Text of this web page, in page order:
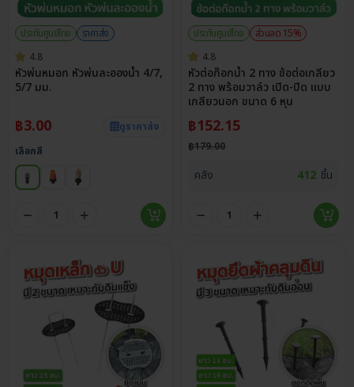
ประกันศูนย์ไทย
ราคาส่ง
4.8
หัวพ่นหมอก หัวพ่นละอองน้ำ 4/7,
5/7 มม.
฿3.00
ดูราคาส่ง
เลือกสี
ประกันศูนย์ไทย
ส่วนลด 15%
4.8
หัวต่อก๊อกน้ำ 2 ทาง ข้อต่อเกลียว
2 ทาง พร้อมวาล์ว เปิด-ปิด แบบ
เกลียวนอก ขนาด 6 หุน
฿152.15
฿179.00
คลัง 412 ชิ้น